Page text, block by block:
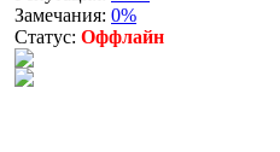
Замечания: 0%
Статус: Оффлайн